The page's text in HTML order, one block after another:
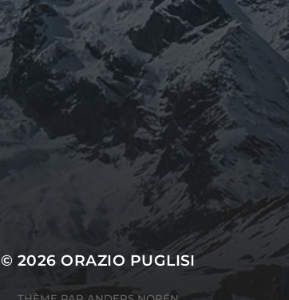
© 2026ORAZIO PUGLISI